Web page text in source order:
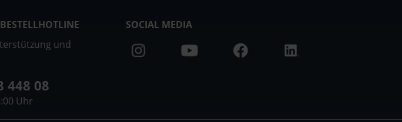
und
448 08
Uhr
SOCIAL MEDIA